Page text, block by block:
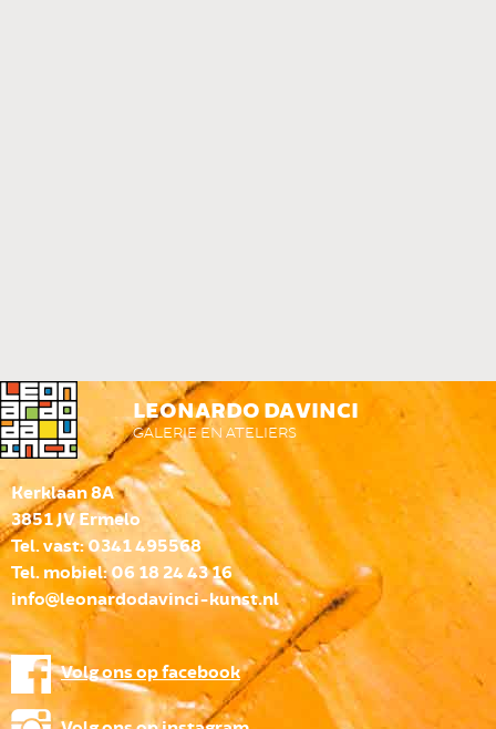
LEONARDO DA VINCI
GALERIE EN ATELIERS
Kerklaan 8A
3851 JV Ermelo
Tel. vast: 0341 495568
Tel. mobiel: 06 18 24 43 16
info@leonardodavinci-kunst.nl
Volg ons op facebook